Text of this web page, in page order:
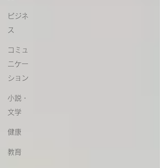
ビジネ
ス
コミュ
ニケー
ション
小説・
文学
健康
教育